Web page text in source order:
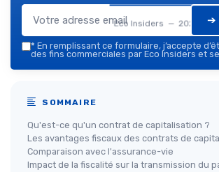
Eco Insiders — 2026 ➔
* En remplissant ce formulaire, j’accepte
des fins commerciales par Eco Insiders et
SOMMAIRE
Qu'est-ce qu'un contrat de capitalisation ?
Les avantages fiscaux des contrats de
Comparaison avec l'assurance-vie
Impact de la fiscalité sur la transmission du